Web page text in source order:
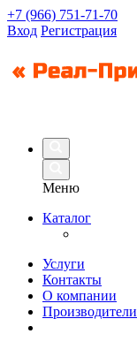
+7 (966) 751-71-70
Вход Регистрация
Меню
Каталог
Услуги
Контакты
О компании
Производители